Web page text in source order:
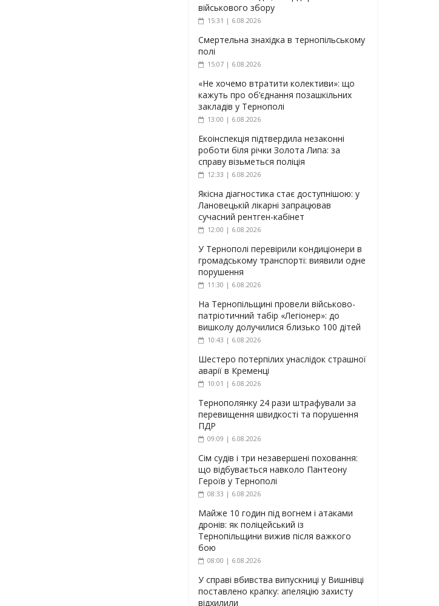
військового збору
15:31 | 6.08.2026
Смертельна знахідка в тернопільському
полі
15:07 | 6.08.2026
«Не хочемо втратити колективи»: що
кажуть про об’єднання позашкільних
закладів у Тернополі
13:00 | 6.08.2026
Екоінспекція підтвердила незаконні
роботи біля річки Золота Липа: за
справу візьметься поліція
12:33 | 6.08.2026
Якісна діагностика стає доступнішою: у
Лановецькій лікарні запрацював
сучасний рентген-кабінет
12:00 | 6.08.2026
У Тернополі перевірили кондиціонери в
громадському транспорті: виявили одне
порушення
11:30 | 6.08.2026
На Тернопільщині провели військово-
патріотичний табір «Легіонер»: до
вишколу долучилися близько 100 дітей
10:43 | 6.08.2026
Шестеро потерпілих унаслідок страшної
аварії в Кременці
10:01 | 6.08.2026
Тернополянку 24 рази штрафували за
перевищення швидкості та порушення
ПДР
09:09 | 6.08.2026
Сім судів і три незавершені поховання:
що відбувається навколо Пантеону
Героїв у Тернополі
08:33 | 6.08.2026
Майже 10 годин під вогнем і атаками
дронів: як поліцейський із
Тернопільщини вижив після важкого
бою
08:00 | 6.08.2026
У справі вбивства випускниці у Вишнівці
поставлено крапку: апеляцію захисту
відхилили